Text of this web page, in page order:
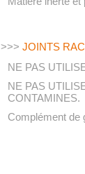
>>> JOINTS
NE PAS
NE PAS
CONTAMINES.
Complément de